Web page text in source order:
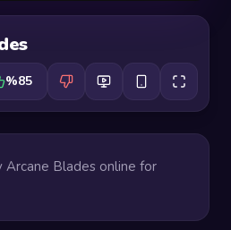
%85
Arcane Blades online for